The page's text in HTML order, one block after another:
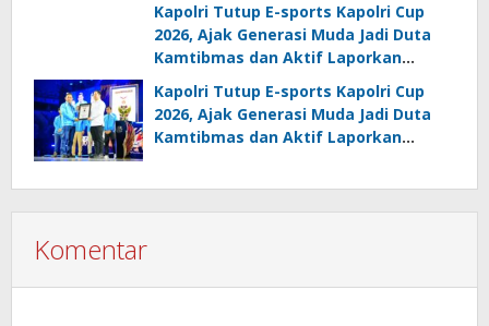
Kapolri Tutup E-sports Kapolri Cup
2026, Ajak Generasi Muda Jadi Duta
Kamtibmas dan Aktif Laporkan
Gangguan Ke 110
Kapolri Tutup E-sports Kapolri Cup
2026, Ajak Generasi Muda Jadi Duta
Kamtibmas dan Aktif Laporkan
Komentar